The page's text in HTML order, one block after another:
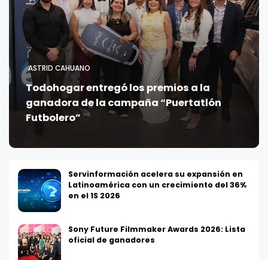
ASTRID CAHUANO
Todohogar entregó los premios a la
ganadora de la campaña “Puertatlón
Futbolero”
Servinformación acelera su expansión en
Latinoamérica con un crecimiento del 36%
en el 1S 2026
Sony Future Filmmaker Awards 2026: Lista
oficial de ganadores